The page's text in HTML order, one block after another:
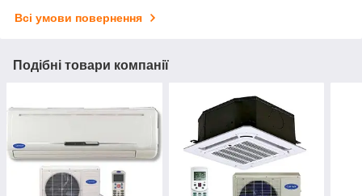
Всі умови повернення
Подібні товари компанії